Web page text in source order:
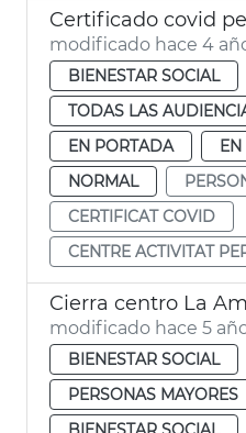
Certificado covid
modificado hace 4
BIENESTAR SOCIAL
TODAS LAS
EN PORTADA
NORMAL
CERTIFICAT COVID
CENTRE ACTIVITAT
Cierra centro La
modificado hace 5
BIENESTAR SOCIAL
PERSONAS MAYORES